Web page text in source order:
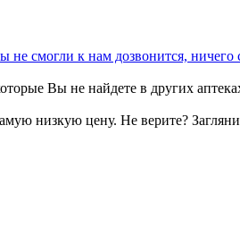
смогли к нам дозвонится,
Вы не найдете в других
низкую цену. Не верите?